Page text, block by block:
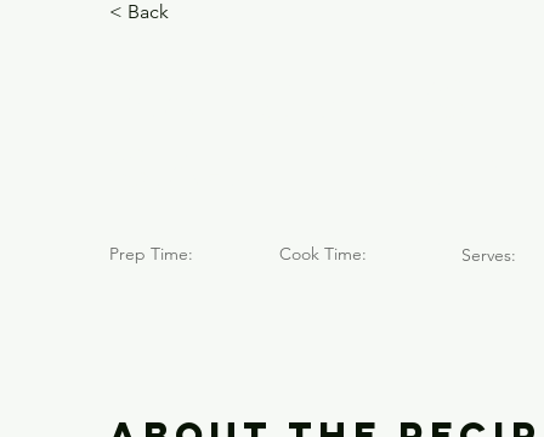
< Back
Prep Time: Cook Time: Serves: